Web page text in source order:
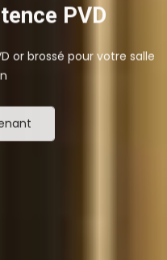
PVD
or brossé pour votre salle